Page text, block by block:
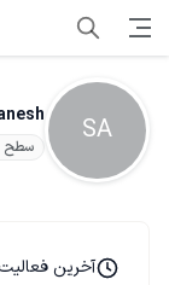
SA سطح ۰
آخرین فعالیت 04 آبان